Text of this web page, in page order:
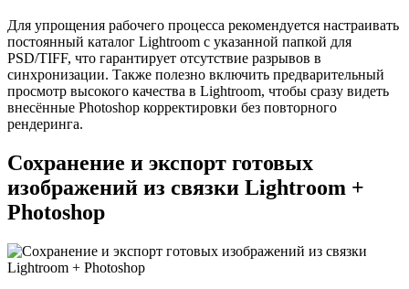
Для упрощения рабочего процесса рекомендуется настраивать
постоянный каталог Lightroom с указанной папкой для
PSD/TIFF, что гарантирует отсутствие разрывов в
синхронизации. Также полезно включить предварительный
просмотр высокого качества в Lightroom, чтобы сразу видеть
внесённые Photoshop корректировки без повторного
рендеринга.
Сохранение и экспорт готовых
изображений из связки Lightroom +
Photoshop